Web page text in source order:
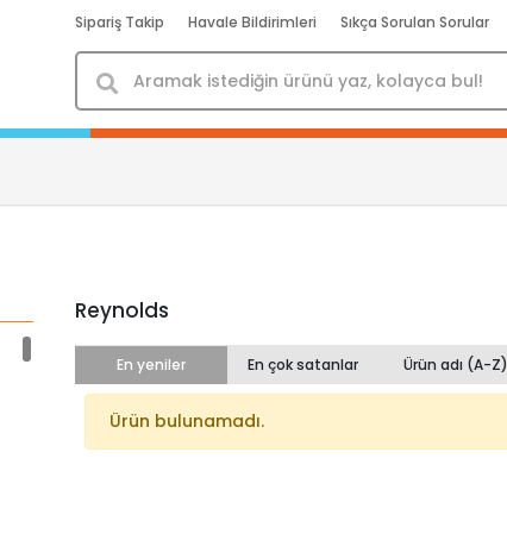
Sipariş Takip Havale Bildirimleri Sıkça Sorulan Sorular
Reynolds
En yeniler En çok satanlar Ürün adı (A-Z)
Ürün bulunamadı.